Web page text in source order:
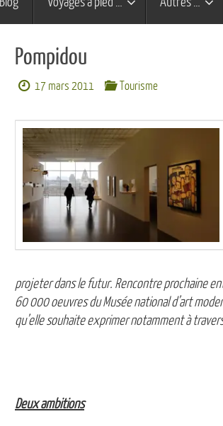
Pompidou
17 mars 2011 Tourisme
projeter dans le futur. Rencontre prochaine
60 000 oeuvres du Musée national d’art
qu’elle souhaite exprimer notamment à
Deux ambitions